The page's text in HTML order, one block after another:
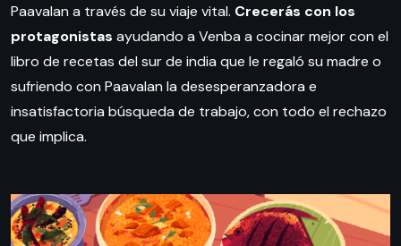
Paavalan a través de su viaje vital. Crecerás con los
protagonistas ayudando a Venba a cocinar mejor con el
libro de recetas del sur de india que le regaló su madre o
sufriendo con Paavalan la desesperanzadora e
insatisfactoria búsqueda de trabajo, con todo el rechazo
que implica.